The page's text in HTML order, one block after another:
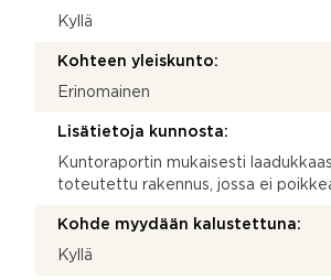
Kyllä
Kohteen yleiskunto:
Erinomainen
Lisätietoja kunnosta:
Kuntoraportin mukaisesti
toteutettu rakennus, jossa ei
Kohde myydään kalustettuna:
Kyllä